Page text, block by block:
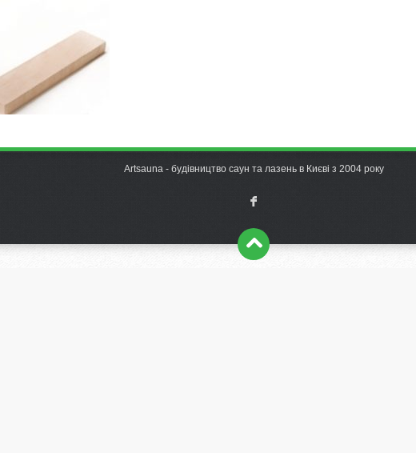
Artsauna - будівництво саун та лазень в Києві з 2004 року
F